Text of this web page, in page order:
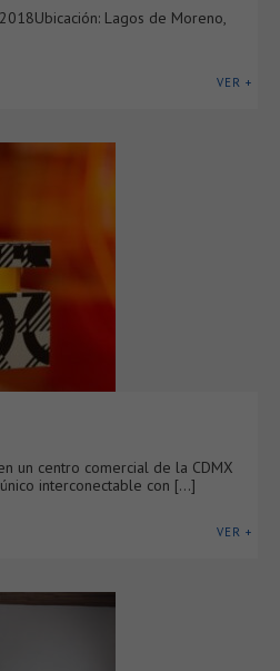
Lagos de Moreno,
VER +
un centro comercial de la CDMX
interconectable con [...]
VER +